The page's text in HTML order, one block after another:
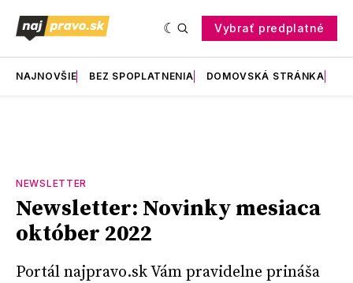
Vybrať predplatné
NAJNOVŠIE BEZ SPOPLATNENIA DOMOVSKÁ STRÁNKA
NEWSLETTER
Newsletter: Novinky mesiaca
október 2022
Portál najpravo.sk Vám pravidelne prináša